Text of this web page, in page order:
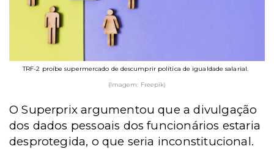
TRF-2 proíbe supermercado de descumprir política de igualdade salarial.
(Imagem: Freepik)
O Superprix argumentou que a divulgação
dos dados pessoais dos funcionários estaria
desprotegida, o que seria inconstitucional.